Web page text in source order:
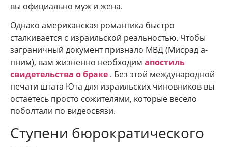
вы официально муж и жена.
Однако американская романтика быстро
сталкивается с израильской реальностью. Чтобы
заграничный документ признало МВД (Мисрад а-
пним), вам жизненно необходим апостиль
свидетельства о браке . Без этой международной
печати штата Юта для израильских чиновников вы
остаетесь просто сожителями, которые весело
поболтали по видеосвязи.
Ступени бюрократического